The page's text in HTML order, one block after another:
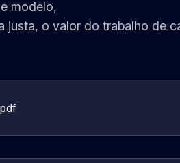
modelo,
justa, o valor do trabalho de